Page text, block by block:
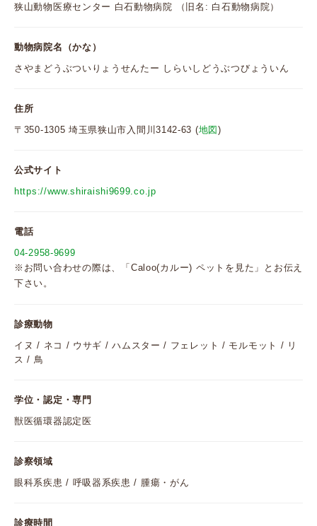
狭山動物医療センター 白石動物病院 （旧名: 白石動物病院）
動物病院名（かな）
さやまどうぶついりょうせんたー しらいしどうぶつびょういん
住所
〒350-1305 埼玉県狭山市入間川3142-63 (地図)
公式サイト
https://www.shiraishi9699.co.jp
電話
04-2958-9699
※お問い合わせの際は、「Caloo(カルー) ペットを見た」とお伝え
下さい。
診療動物
イヌ / ネコ / ウサギ / ハムスター / フェレット / モルモット / リ
ス / 鳥
学位・認定・専門
獣医循環器認定医
診察領域
眼科系疾患 / 呼吸器系疾患 / 腫瘍・がん
診療時間